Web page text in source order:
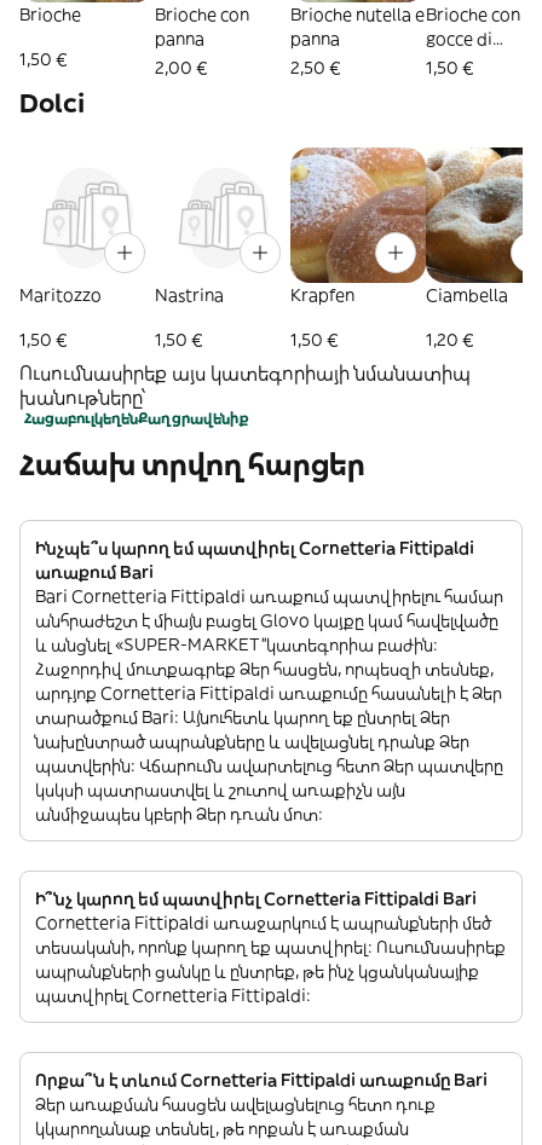
Brioche
1,50 €
Brioche con
panna
2,00 €
Brioche nutella e
panna
2,50 €
Brioche con
gocce di
cioccolato
1,50 €
Dolci
Maritozzo
1,50 €
Nastrina
1,50 €
Krapfen
1,50 €
Ciambella
1,20 €
Ուսումնասիրեք այս կատեգորիայի նմանատիպ
խանութները՝
ՀացաբուլկեղենՔաղցրավենիք
Հաճախ տրվող հարցեր
Ինչպե՞ս կարող եմ պատվիրել Cornetteria Fittipaldi
առաքում Bari
Bari Cornetteria Fittipaldi առաքում պատվիրելու համար
անհրաժեշտ է միայն բացել Glovo կայքը կամ հավելվածը
և անցնել «SUPER-MARKET”կատեգորիա բաժին:
Հաջորդիվ մուտքագրեք Ձեր հասցեն, որպեսզի տեսնեք,
արդյոք Cornetteria Fittipaldi առաքումը հասանելի է Ձեր
տարածքում Bari: Այնուհետև կարող եք ընտրել Ձեր
նախընտրած ապրանքները և ավելացնել դրանք Ձեր
պատվերին: Վճարումն ավարտելուց հետո Ձեր պատվերը
կսկսի պատրաստվել և շուտով առաքիչն այն
անմիջապես կբերի Ձեր դռան մոտ:
Ի՞նչ կարող եմ պատվիրել Cornetteria Fittipaldi Bari
Cornetteria Fittipaldi առաջարկում է ապրանքների մեծ
տեսականի, որոնք կարող եք պատվիրել: Ուսումնասիրեք
ապրանքների ցանկը և ընտրեք, թե ինչ կցանկանայիք
պատվիրել Cornetteria Fittipaldi:
Որքա՞ն է տևում Cornetteria Fittipaldi առաքումը Bari
Ձեր առաքման հասցեն ավելացնելուց հետո դուք
կկարողանաք տեսնել, թե որքան է առաքման